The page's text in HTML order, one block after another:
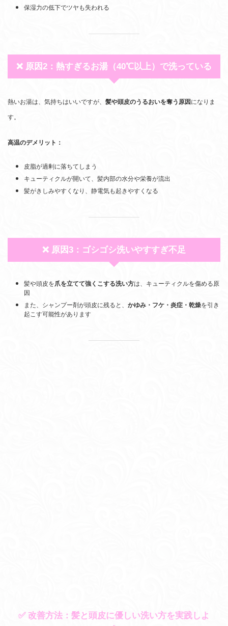
保湿力の低下でツヤも失われる
❌ 原因2：熱すぎるお湯（40℃以上）で洗っている
熱いお湯は、気持ちはいいですが、 髪や頭皮のうるおいを奪う原因になりま
す。
高温のデメリット：
皮脂が過剰に落ちてしまう
キューティクルが開いて、髪内部の水分や栄養が流出
髪がきしみやすくなり、静電気も起きやすくなる
❌ 原因3：ゴシゴシ洗いやすすぎ不足
髪や頭皮を爪を立てて強くこする洗い方は、キューティクルを傷める原
因
また、シャンプー剤が頭皮に残ると、 かゆみ・フケ・炎症・乾燥を引き
起こす可能性があります
✅ 改善方法：髪と頭皮に優しい洗い方を実践しよ